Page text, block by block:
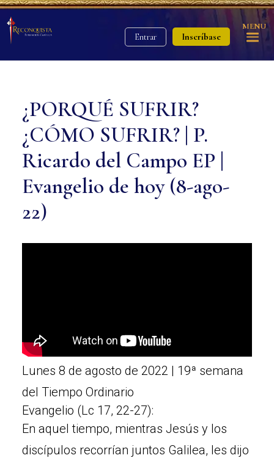
Entrar Inscríbase
MENU
¿PORQUÉ SUFRIR?
¿CÓMO SUFRIR? | P.
Ricardo del Campo EP |
Evangelio de hoy (8-ago-
22)
Lunes 8 de agosto de 2022 | 19ª semana
del Tiempo Ordinario
Evangelio (Lc 17, 22-27):
En aquel tiempo, mientras Jesús y los
discípulos recorrían juntos Galilea, les dijo